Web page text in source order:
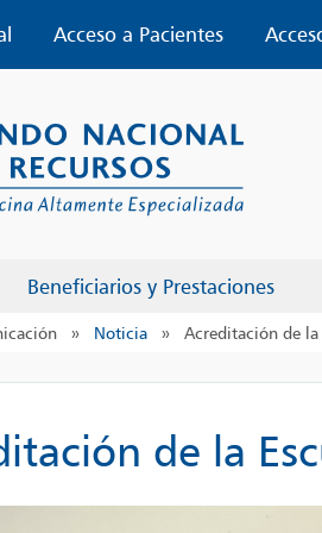
Acceso a Pacientes
Beneficiarios y Prestaciones
» Noticia » Acreditación de la
de la